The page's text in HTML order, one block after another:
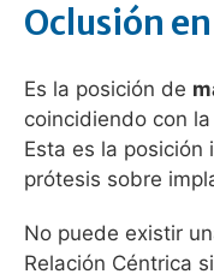
Oclusión
Es la posición de
coincidiendo con
Esta es la posición
prótesis sobre
No puede existir
Relación Céntrica